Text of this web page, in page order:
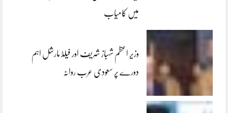
میں کامیاب
وزیر اعظم شہباز شریف اور فیلڈ مارشل اہم
دورے پر سعودی عرب روانہ